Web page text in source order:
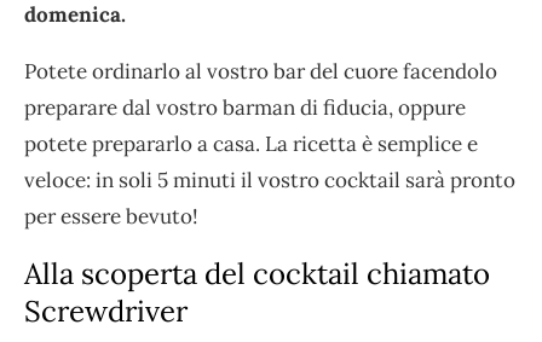
domenica.
Potete ordinarlo al vostro bar del cuore facendolo
preparare dal vostro barman di fiducia, oppure
potete prepararlo a casa. La ricetta è semplice e
veloce: in soli 5 minuti il vostro cocktail sarà pronto
per essere bevuto!
Alla scoperta del cocktail chiamato
Screwdriver